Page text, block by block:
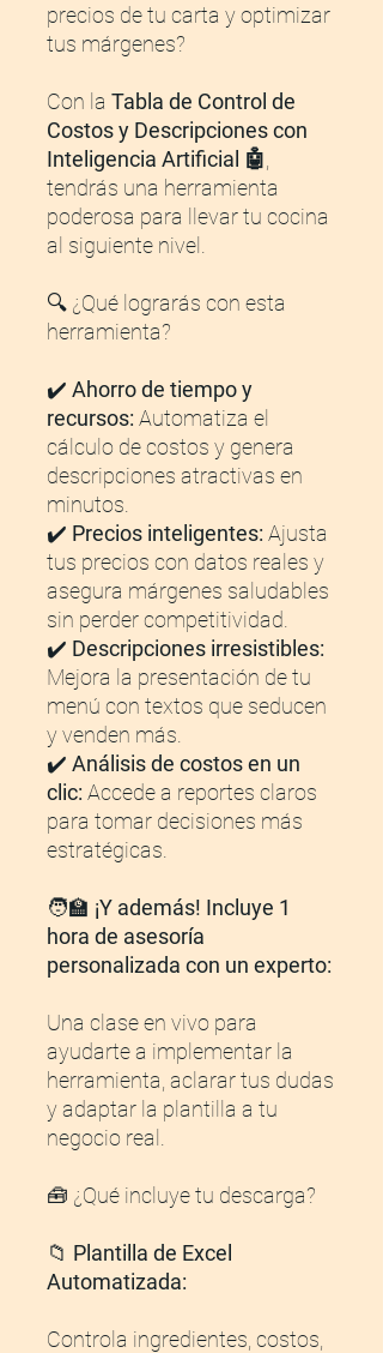
precios de tu carta y optimizar
tus márgenes?
Con la Tabla de Control de
Costos y Descripciones con
Inteligencia Artificial 🤖
tendrás una herramienta
poderosa para llevar tu cocina
al siguiente nivel.
🔍 ¿Qué lograrás con esta
herramienta?
✔️ Ahorro de tiempo y
recursos: Automatiza el
cálculo de costos y genera
descripciones atractivas en
minutos.
✔️ Precios inteligentes: Ajusta
tus precios con datos reales y
asegura márgenes saludables
sin perder competitividad.
✔️ Descripciones irresistibles:
Mejora la presentación de tu
menú con textos que seducen
y venden más.
✔️ Análisis de costos en un
clic: Accede a reportes claros
para tomar decisiones más
estratégicas.
🧑‍🏫 ¡Y además! Incluye 1
hora de asesoría
personalizada con un experto:
Una clase en vivo para
ayudarte a implementar la
herramienta, aclarar tus dudas
y adaptar la plantilla a tu
negocio real.
🧰 ¿Qué incluye tu descarga?
📁 Plantilla de Excel
Automatizada:
Controla ingredientes, costos,